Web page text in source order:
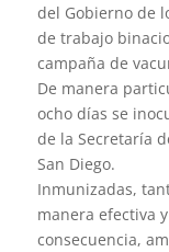
del Gobierno de
de trabajo
campaña de
De manera
ocho días se
de la Secretaría
San Diego.
Inmunizadas,
manera efectiva
consecuencia,